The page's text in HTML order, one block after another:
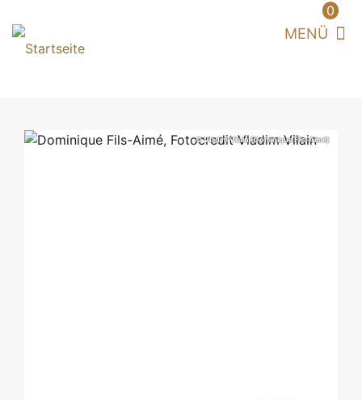
0
© Vladim Vilain (Dominique Fils-Aimé)